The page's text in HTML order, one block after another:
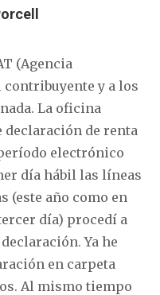
(Agencia
y a los
La oficina
declaración de renta
electrónico
día hábil las líneas
(este año como en
día) procedí a
Ya he
en carpeta
Al mismo tiempo